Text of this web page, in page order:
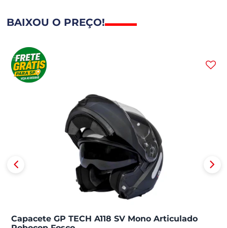
BAIXOU O PREÇO!
Capacete GP TECH A118 SV Mono Articulado